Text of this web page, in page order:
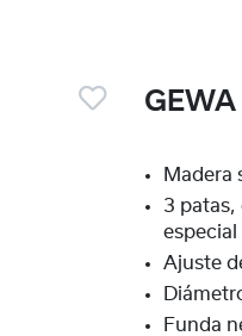
Madera
3 patas,
especial
Ajuste
Funda